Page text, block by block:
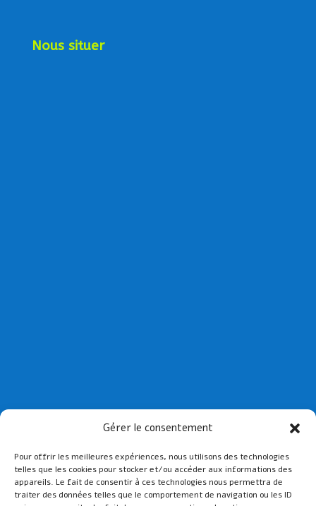
Gérer le consentement
Pour offrir les meilleures expériences, nous utilisons des technologies
telles que les cookies pour stocker et/ou accéder aux informations des
appareils. Le fait de consentir à ces technologies nous permettra de
traiter des données telles que le comportement de navigation ou les ID
Nous situer
Collège St Joseph de Paimpol
Lien admin
Mentions légales